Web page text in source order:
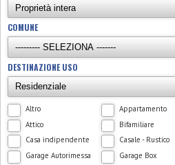
COMUNE
DESTINAZIONE USO
Altro
Appartamento
Attico
Bifamiliare
Casa indipendente
Casale - Rustico
Garage Autorimessa
Garage Box